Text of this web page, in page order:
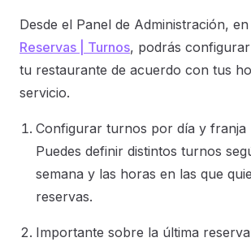
Desde el Panel de Administración,
Reservas | Turnos, podrás
tu restaurante de acuerdo con tus
servicio.
Configurar turnos por día y franja
Puedes definir distintos turnos
semana y las horas en las que
reservas.
Importante sobre la última